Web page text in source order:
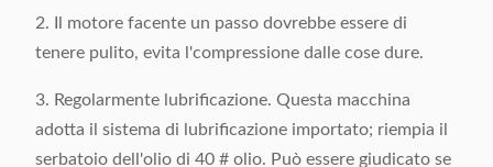
2. Il motore facente un passo dovrebbe essere di
tenere pulito, evita l'compressione dalle cose dure.
3. Regolarmente lubrificazione. Questa macchina
adotta il sistema di lubrificazione importato; riempia il
serbatoio dell'olio di 40 # olio. Può essere giudicato se